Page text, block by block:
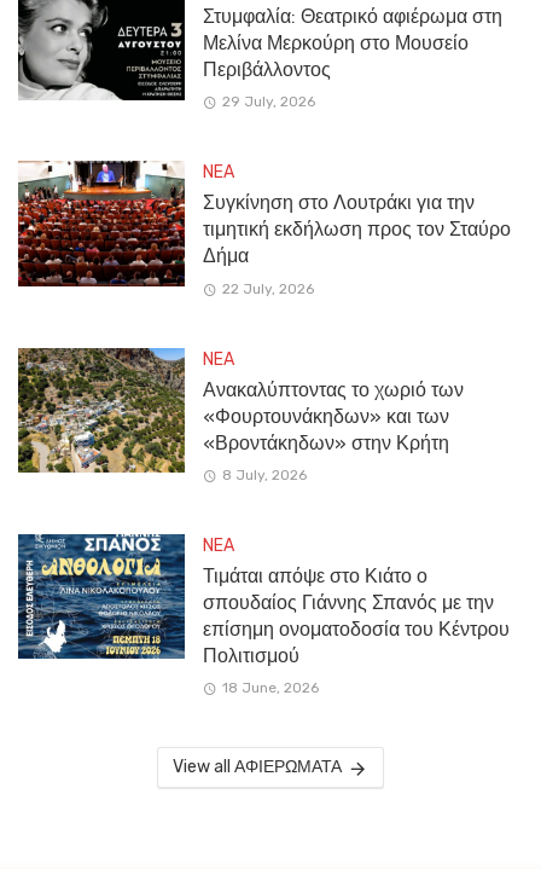
Στυμφαλία: Θεατρικό αφιέρωμα στη
Μελίνα Μερκούρη στο Μουσείο
Περιβάλλοντος
29 July, 2026
NEA
Συγκίνηση στο Λουτράκι για την
τιμητική εκδήλωση προς τον Σταύρο
Δήμα
22 July, 2026
NEA
Ανακαλύπτοντας το χωριό των
«Φουρτουνάκηδων» και των
«Βροντάκηδων» στην Κρήτη
8 July, 2026
NEA
Τιμάται απόψε στο Κιάτο ο
σπουδαίος Γιάννης Σπανός με την
επίσημη ονοματοδοσία του Κέντρου
Πολιτισμού
18 June, 2026
View all ΑΦΙΕΡΩΜΑΤΑ